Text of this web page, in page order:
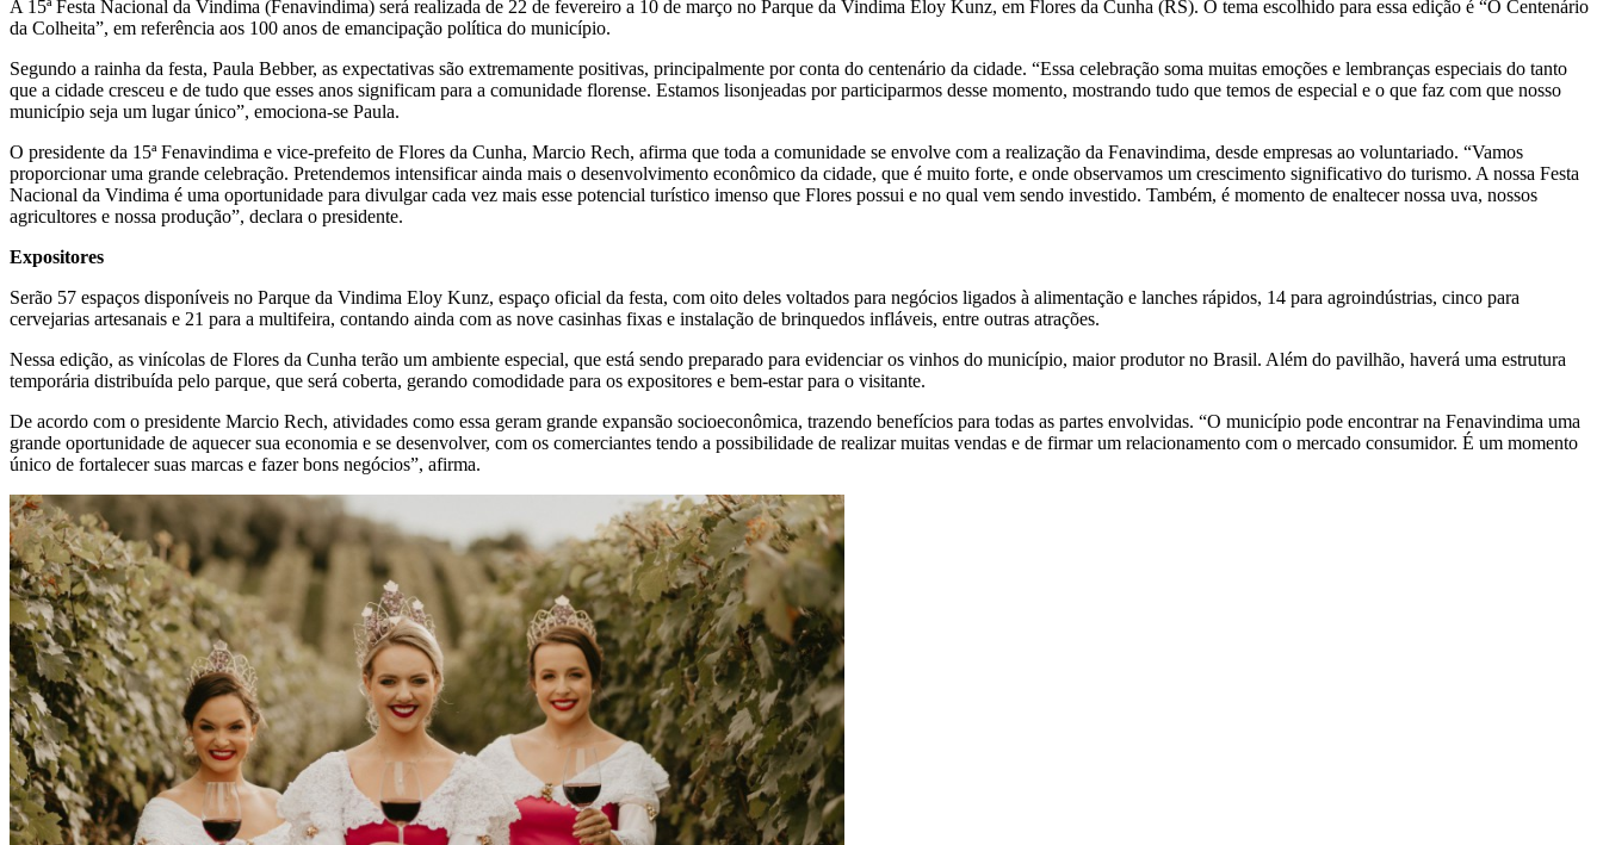
A 15ª Festa Nacional da Vindima (Fenavindima) será realizada de 22 de fevereiro a 10 de março no Parque da Vindima Eloy Kunz, em Flores da Cunha (RS). O tema escolhido para essa edição é “O Centenário
da Colheita”, em referência aos 100 anos de emancipação política do município.
Segundo a rainha da festa, Paula Bebber, as expectativas são extremamente positivas, principalmente por conta do centenário da cidade. “Essa celebração soma muitas emoções e lembranças especiais do tanto
que a cidade cresceu e de tudo que esses anos significam para a comunidade florense. Estamos lisonjeadas por participarmos desse momento, mostrando tudo que temos de especial e o que faz com que nosso
município seja um lugar único”, emociona-se Paula.
O presidente da 15ª Fenavindima e vice-prefeito de Flores da Cunha, Marcio Rech, afirma que toda a comunidade se envolve com a realização da Fenavindima, desde empresas ao voluntariado. “Vamos
proporcionar uma grande celebração. Pretendemos intensificar ainda mais o desenvolvimento econômico da cidade, que é muito forte, e onde observamos um crescimento significativo do turismo. A nossa Festa
Nacional da Vindima é uma oportunidade para divulgar cada vez mais esse potencial turístico imenso que Flores possui e no qual vem sendo investido. Também, é momento de enaltecer nossa uva, nossos
agricultores e nossa produção”, declara o presidente.
Expositores
Serão 57 espaços disponíveis no Parque da Vindima Eloy Kunz, espaço oficial da festa, com oito deles voltados para negócios ligados à alimentação e lanches rápidos, 14 para agroindústrias, cinco para
cervejarias artesanais e 21 para a multifeira, contando ainda com as nove casinhas fixas e instalação de brinquedos infláveis, entre outras atrações.
Nessa edição, as vinícolas de Flores da Cunha terão um ambiente especial, que está sendo preparado para evidenciar os vinhos do município, maior produtor no Brasil. Além do pavilhão, haverá uma estrutura
temporária distribuída pelo parque, que será coberta, gerando comodidade para os expositores e bem-estar para o visitante.
De acordo com o presidente Marcio Rech, atividades como essa geram grande expansão socioeconômica, trazendo benefícios para todas as partes envolvidas. “O município pode encontrar na Fenavindima uma
grande oportunidade de aquecer sua economia e se desenvolver, com os comerciantes tendo a possibilidade de realizar muitas vendas e de firmar um relacionamento com o mercado consumidor. É um momento
único de fortalecer suas marcas e fazer bons negócios”, afirma.